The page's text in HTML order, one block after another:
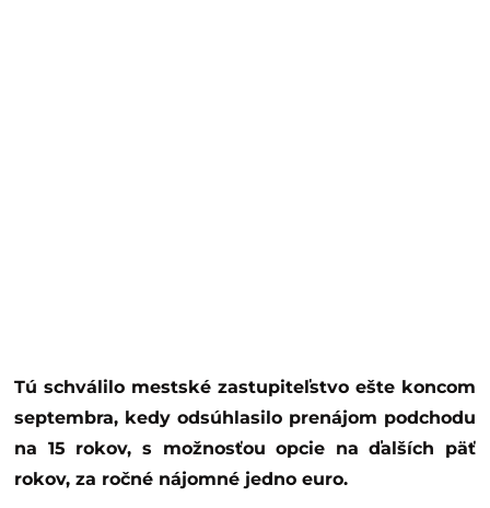
Tú schválilo mestské zastupiteľstvo ešte koncom
septembra, kedy odsúhlasilo prenájom podchodu
na 15 rokov, s možnosťou opcie na ďalších päť
rokov, za ročné nájomné jedno euro.